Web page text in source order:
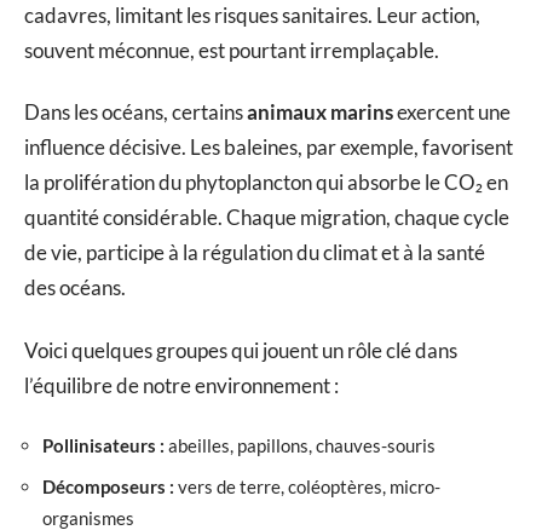
cadavres, limitant les risques sanitaires. Leur action,
souvent méconnue, est pourtant irremplaçable.
Dans les océans, certainsanimaux marinsexercent une
influence décisive. Les baleines, par exemple, favorisent
la prolifération du phytoplancton qui absorbe le CO₂ en
quantité considérable. Chaque migration, chaque cycle
de vie, participe à la régulation du climat et à la santé
des océans.
Voici quelques groupes qui jouent un rôle clé dans
l’équilibre de notre environnement :
Pollinisateurs : abeilles, papillons, chauves-souris
Décomposeurs : vers de terre, coléoptères, micro-
organismes